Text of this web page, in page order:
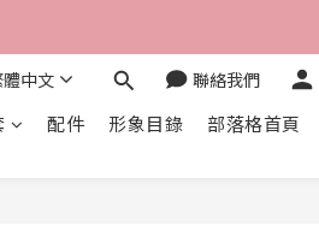
中文 聯絡我們
配件 形象目錄 部落格首頁